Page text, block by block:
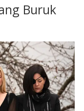
Buruk